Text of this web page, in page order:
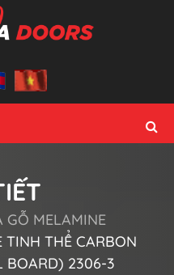
GỖ MELAMINE
TINH THỂ CARBON
BOARD) 2306-3